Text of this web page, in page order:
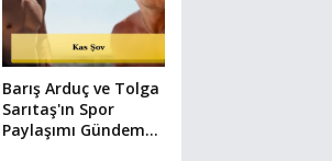
Barış Arduç ve Tolga
Sarıtaş'ın Spor
Paylaşımı Gündem